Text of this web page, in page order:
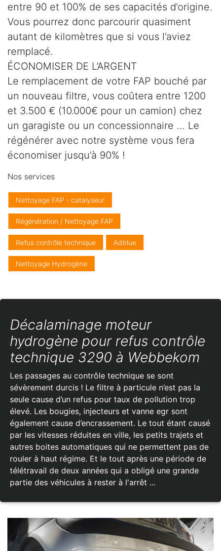
entre 90 et 100% de ses capacités d’origine.
Vous pourrez donc parcourir quasiment
autant de kilomètres que si vous l’aviez
remplacé.
ÉCONOMISER DE L’ARGENT
Le remplacement de votre FAP bouché par
un nouveau filtre, vous coûtera entre 1200
et 3.500 € (10.000€ pour un camion) chez
un garagiste ou un concessionnaire … Le
régénérer avec notre système vous fera
économiser jusqu’à 90% !
Nos services
Nettoyage FAP - catalyseur
Régénération / Nettoyage FAP
Refus contrôle technique Adblue
Nettoyage Hydrogène
Décalaminage moteur
hydrogène pour refus contrôle
technique 3290 à Webbekom
Les passages au contrôle technique se sont
sévèrement durcis ! Le filtre à particule n’est pas la
seule cause d’un refus pour taux de pollution trop
élevé. Les bougies, injecteurs et vanne egr sont
également cause d’encrassement. Le tout étant causé
par les vitesses réduites en ville, les petits trajets et
autres boites automatiques qui ne permettent pas de
rouler à haut régime. Et le tout après une période de
télétravail de deux années qui a obligé une grande
partie des véhicules à rester à l'arrêt ...